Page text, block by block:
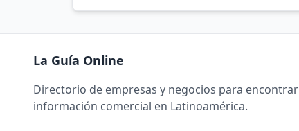
La Guía Online
Directorio de empresas y negocios para encontrar
información comercial en Latinoamérica.